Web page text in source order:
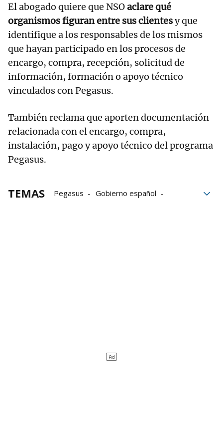
El abogado quiere que NSOaclare qué
organismos figuran entre sus clientesy que
identifique a los responsables de los mismos
que hayan participado en los procesos de
encargo, compra, recepción, solicitud de
información, formación o apoyo técnico
vinculados con Pegasus.
También reclama que aporten documentación
relacionada con el encargo, compra,
instalación, pago y apoyo técnico del programa
Pegasus.
TEMAS Pegasus
Gobierno español